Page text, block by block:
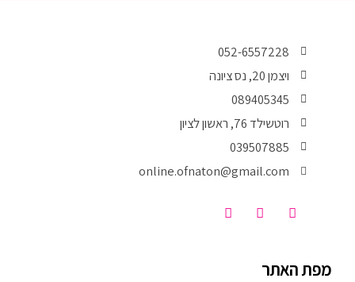
052-6557228
ויצמן 20, נס ציונה
089405345
רוטשילד 76, ראשון לציון
039507885
online.ofnaton@gmail.com
F
a
o
I
n
T
i
מפת האתר